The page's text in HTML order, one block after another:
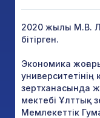
2020 жылы М.В.
бітірген.
Экономика
университетінің
зертханасында
мектебі Ұлттық
Мемлекеттік